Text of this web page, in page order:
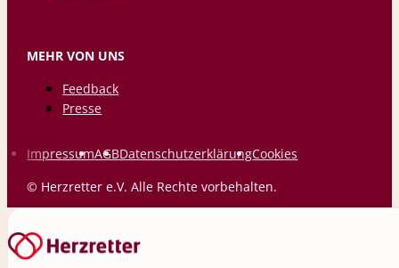
MEHR VON UNS
Feedback
Presse
ImpressumAGBDatenschutzerklärungCookies
© Herzretter e.V. Alle Rechte vorbehalten.